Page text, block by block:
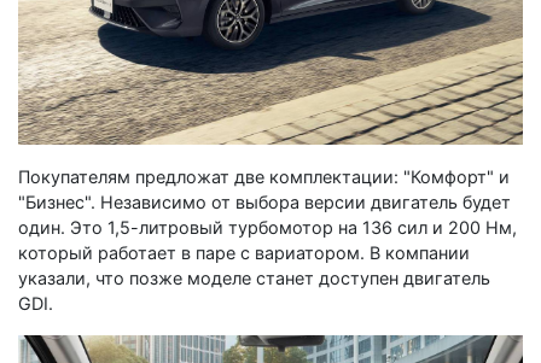
Покупателям предложат две комплектации: "Комфорт" и
"Бизнес". Независимо от выбора версии двигатель будет
один. Это 1,5-литровый турбомотор на 136 сил и 200 Нм,
который работает в паре с вариатором. В компании
указали, что позже моделе станет доступен двигатель
GDI.